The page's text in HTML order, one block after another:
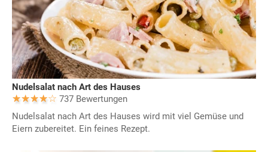
Nudelsalat nach Art des Hauses
737 Bewertungen
Nudelsalat nach Art des Hauses wird mit viel Gemüse und
Eiern zubereitet. Ein feines Rezept.